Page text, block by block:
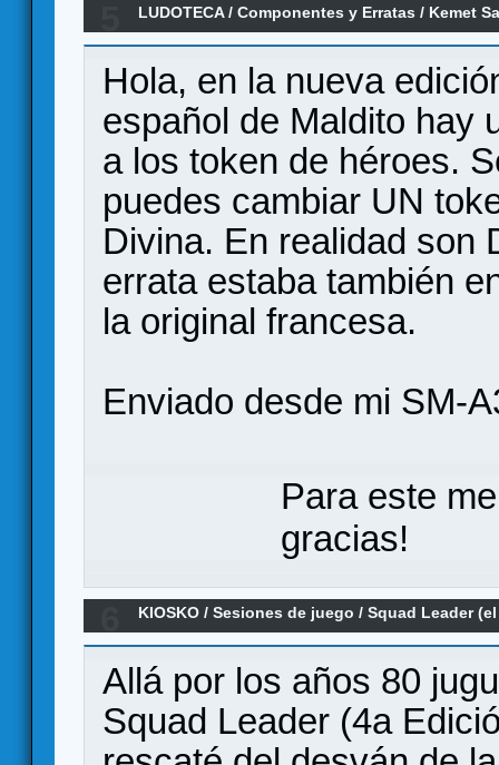
LUDOTECA/Componentes y Erratas / Kemet
Hola, en la nueva
español de Maldito hay
a los token de héroes.
puedes cambiar UN
Divina. En realidad son
errata estaba también
la original francesa.
Enviado desde mi SM-
Para este
gracias!
KIOSKO /Sesiones de juego /Squad Leader
Allá por los años 80
Squad Leader (4a